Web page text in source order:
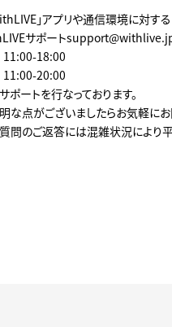
」アプリや通信環境に対す
サポート
11:00-18:00
11:00-20:00
ポートを行なっております。
な点がございましたらお気軽にお
問のご返答には混雑状況により